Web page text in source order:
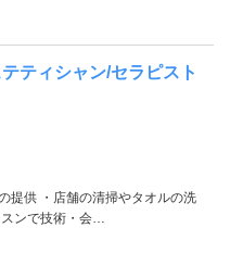
ティシャン/セラピスト
提供 ・店舗の清掃やタオルの洗
ンで技術・会…